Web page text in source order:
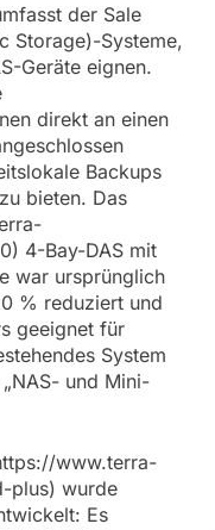
der Sale
Storage)-Systeme,
Geräte eignen.
direkt an einen
Backups
bieten. Das
4-Bay-DAS mit
war ursprünglich
% reduziert und
geeignet für
System
und Mini-
www.terra-
plus) wurde
Es